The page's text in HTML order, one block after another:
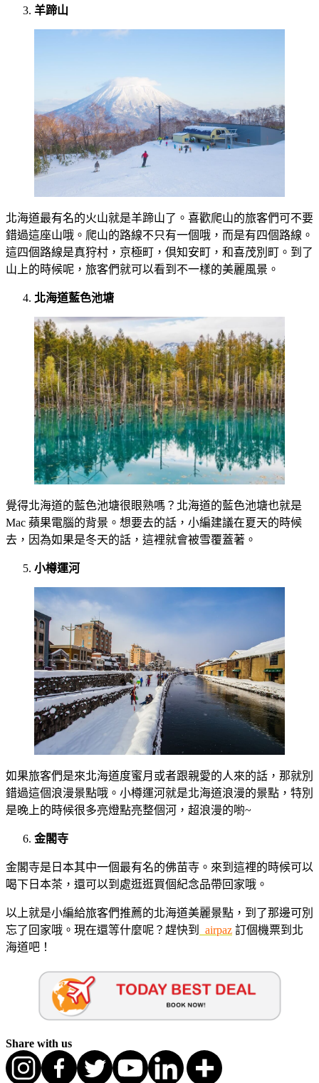
羊蹄山
北海道最有名的火山就是羊蹄山了。喜歡爬山的旅客們可不要
錯過這座山哦。爬山的路線不只有一個哦，而是有四個路線。
這四個路線是真狩村，京極町，倶知安町，和喜茂別町。到了
山上的時候呢，旅客們就可以看到不一樣的美麗風景。
北海道藍色池塘
覺得北海道的藍色池塘很眼熟嗎？北海道的藍色池塘也就是
Mac 蘋果電腦的背景。想要去的話，小編建議在夏天的時候
去，因為如果是冬天的話，這裡就會被雪覆蓋著。
小樽運河
如果旅客們是來北海道度蜜月或者跟親愛的人來的話，那就別
錯過這個浪漫景點哦。小樽運河就是北海道浪漫的景點，特別
是晚上的時候很多亮燈點亮整個河，超浪漫的喲~
金閣寺
金閣寺是日本其中一個最有名的佛苗寺。來到這裡的時候可以
喝下日本茶，還可以到處逛逛買個紀念品帶回家哦。
以上就是小編給旅客們推薦的北海道美麗景點，到了那邊可別
忘了回家哦。現在還等什麼呢？趕快到
airpaz 訂個機票到北
海道吧！
Share with us